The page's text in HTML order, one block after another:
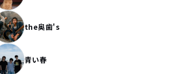
the奥歯's
青い春